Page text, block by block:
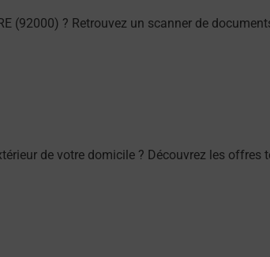
(92000) ? Retrouvez un scanner de
de votre domicile ? Découvrez les offres